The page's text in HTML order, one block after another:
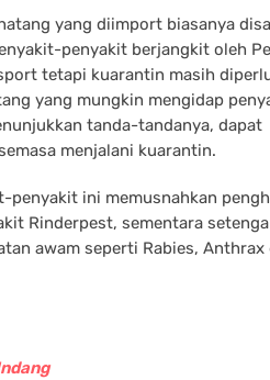
yang diimport biasanya
penyakit berjangkit oleh
tetapi kuarantin masih
yang mungkin mengidap
tanda-tandanya, dapat
menjalani kuarantin.
penyakit ini memusnahkan
Rinderpest, sementara
awam seperti Rabies, Anthrax